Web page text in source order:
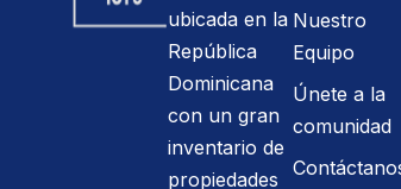
ubicada en la
República
Dominicana
con un gran
inventario de
propiedades
Nuestro
Equipo
Únete a la
comunidad